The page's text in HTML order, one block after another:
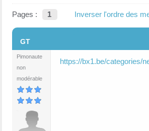
Pages : 1 Inverser l'ordre des
GT
Pimonaute
non
modérable
https://bx1.be/categories/